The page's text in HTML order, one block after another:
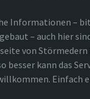
Informationen –
– auch hier
von Störmedern
besser kann das
Einfach